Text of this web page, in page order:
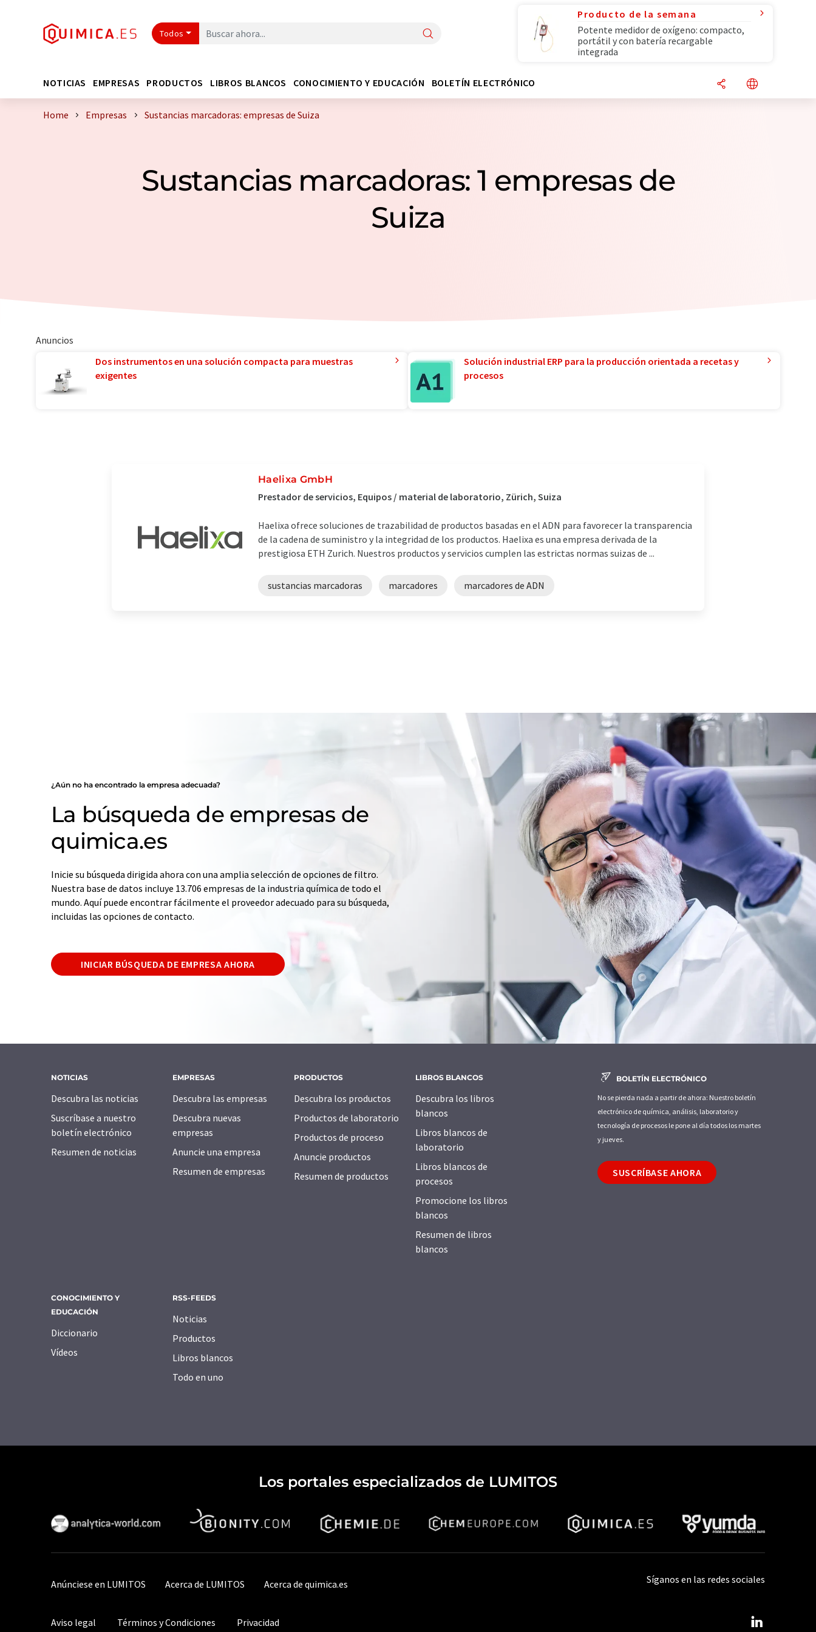
Todos
Producto de la semana
Potente medidor de oxígeno: compacto,
portátil y con batería recargable
integrada
NOTICIAS EMPRESAS PRODUCTOS LIBROS BLANCOS CONOCIMIENTO Y EDUCACIÓN BOLETÍN ELECTRÓNICO
Home Empresas Sustancias marcadoras: empresas de Suiza
Sustancias marcadoras: 1 empresas de
Suiza
Anuncios
Dos instrumentos en una solución compacta para muestras
exigentes
Solución industrial ERP para la producción orientada a recetas y
procesos
Haelixa GmbH
Prestador de servicios, Equipos / material de laboratorio, Zürich, Suiza
Haelixa ofrece soluciones de trazabilidad de productos basadas en el ADN para favorecer la transparencia
de la cadena de suministro y la integridad de los productos. Haelixa es una empresa derivada de la
prestigiosa ETH Zurich. Nuestros productos y servicios cumplen las estrictas normas suizas de ...
sustancias marcadoras marcadores marcadores de ADN
¿Aún no ha encontrado la empresa adecuada?
La búsqueda de empresas de
quimica.es
Inicie su búsqueda dirigida ahora con una amplia selección de opciones de filtro.
Nuestra base de datos incluye 13.706 empresas de la industria química de todo el
mundo. Aquí puede encontrar fácilmente el proveedor adecuado para su búsqueda,
incluidas las opciones de contacto.
INICIAR BÚSQUEDA DE EMPRESA AHORA
NOTICIAS
Descubra las noticias
Suscríbase a nuestro
boletín electrónico
Resumen de noticias
EMPRESAS
Descubra las empresas
Descubra nuevas
empresas
Anuncie una empresa
Resumen de empresas
PRODUCTOS
Descubra los productos
Productos de laboratorio
Productos de proceso
Anuncie productos
Resumen de productos
LIBROS BLANCOS
Descubra los libros
blancos
Libros blancos de
laboratorio
Libros blancos de
procesos
Promocione los libros
blancos
Resumen de libros
blancos
CONOCIMIENTO Y
EDUCACIÓN
Diccionario
Vídeos
RSS-FEEDS
Noticias
Productos
Libros blancos
Todo en uno
BOLETÍN ELECTRÓNICO
No se pierda nada a partir de ahora: Nuestro boletín
electrónico de química, análisis, laboratorio y
tecnología de procesos le pone al día todos los martes
y jueves.
SUSCRÍBASE AHORA
Los portales especializados de LUMITOS
Anúnciese en LUMITOS Acerca de LUMITOS Acerca de quimica.es
Aviso legal Términos y Condiciones Privacidad
Síganos en las redes sociales